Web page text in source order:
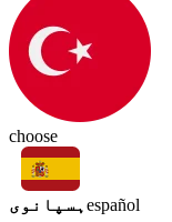
choose
ہسپانوی español